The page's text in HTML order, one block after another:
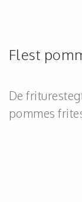
Flest
De
pommes